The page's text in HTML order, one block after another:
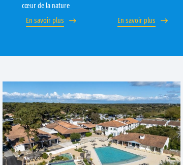
cœur de la nature
En savoir plus
En savoir plus